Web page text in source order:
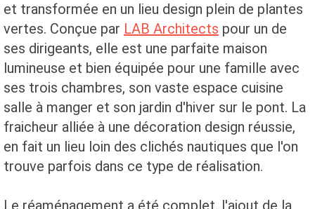
et transformée en un lieu design plein de plantes
vertes. Conçue par LAB Architects pour un de
ses dirigeants, elle est une parfaite maison
lumineuse et bien équipée pour une famille avec
ses trois chambres, son vaste espace cuisine
salle à manger et son jardin d'hiver sur le pont. La
fraicheur alliée à une décoration design réussie,
en fait un lieu loin des clichés nautiques que l'on
trouve parfois dans ce type de réalisation.
Le réaménagement a été complet, l'ajout de la